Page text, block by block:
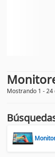
Mostrando 1 -